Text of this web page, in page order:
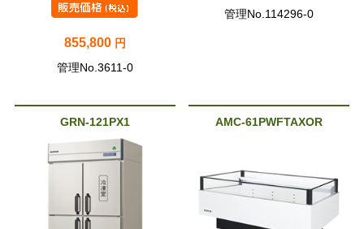
855,800 円
管理No.3611-0
管理No.114296-0
GRN-121PX1 AMC-61PWFTAXOR